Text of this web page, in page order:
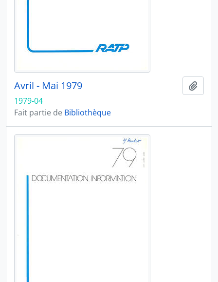
Avril - Mai 1979
1979-04
Fait partie de Bibliothèque